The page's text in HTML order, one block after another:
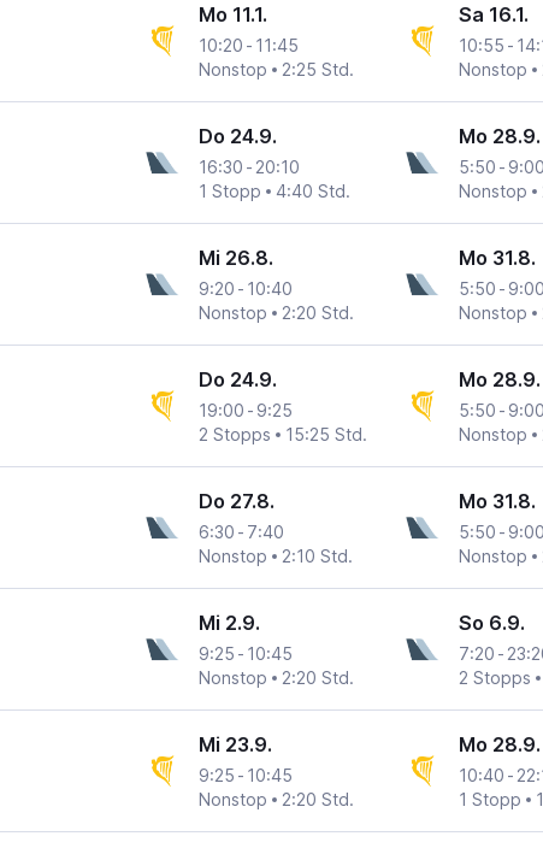
Mo 11.1.
10:20 - 11:45
Nonstop
2:25 Std.
Sa 16.1.
10:55 -
Nonstop
Do 24.9.
16:30 - 20:10
1 Stopp
4:40 Std.
Mo 28.9.
5:50 - 9:00
Nonstop
Mi 26.8.
9:20 - 10:40
Nonstop
2:20 Std.
Mo 31.8.
5:50 - 9:00
Nonstop
Do 24.9.
19:00 - 9:25
2 Stopps
15:25 Std.
Mo 28.9.
5:50 - 9:00
Nonstop
Do 27.8.
6:30 - 7:40
Nonstop
2:10 Std.
Mo 31.8.
5:50 - 9:00
Nonstop
Mi 2.9.
9:25 - 10:45
Nonstop
2:20 Std.
So 6.9.
7:20 -
2 Stopps
Mi 23.9.
9:25 - 10:45
Nonstop
2:20 Std.
Mo 28.9.
10:40 -
1 Stopp